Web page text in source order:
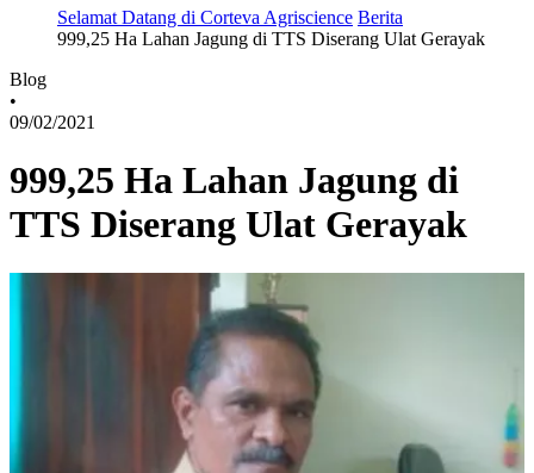
Selamat Datang di Corteva Agriscience Berita
999,25 Ha Lahan Jagung di TTS Diserang Ulat Gerayak
Blog
•
09/02/2021
999,25 Ha Lahan Jagung di
TTS Diserang Ulat Gerayak